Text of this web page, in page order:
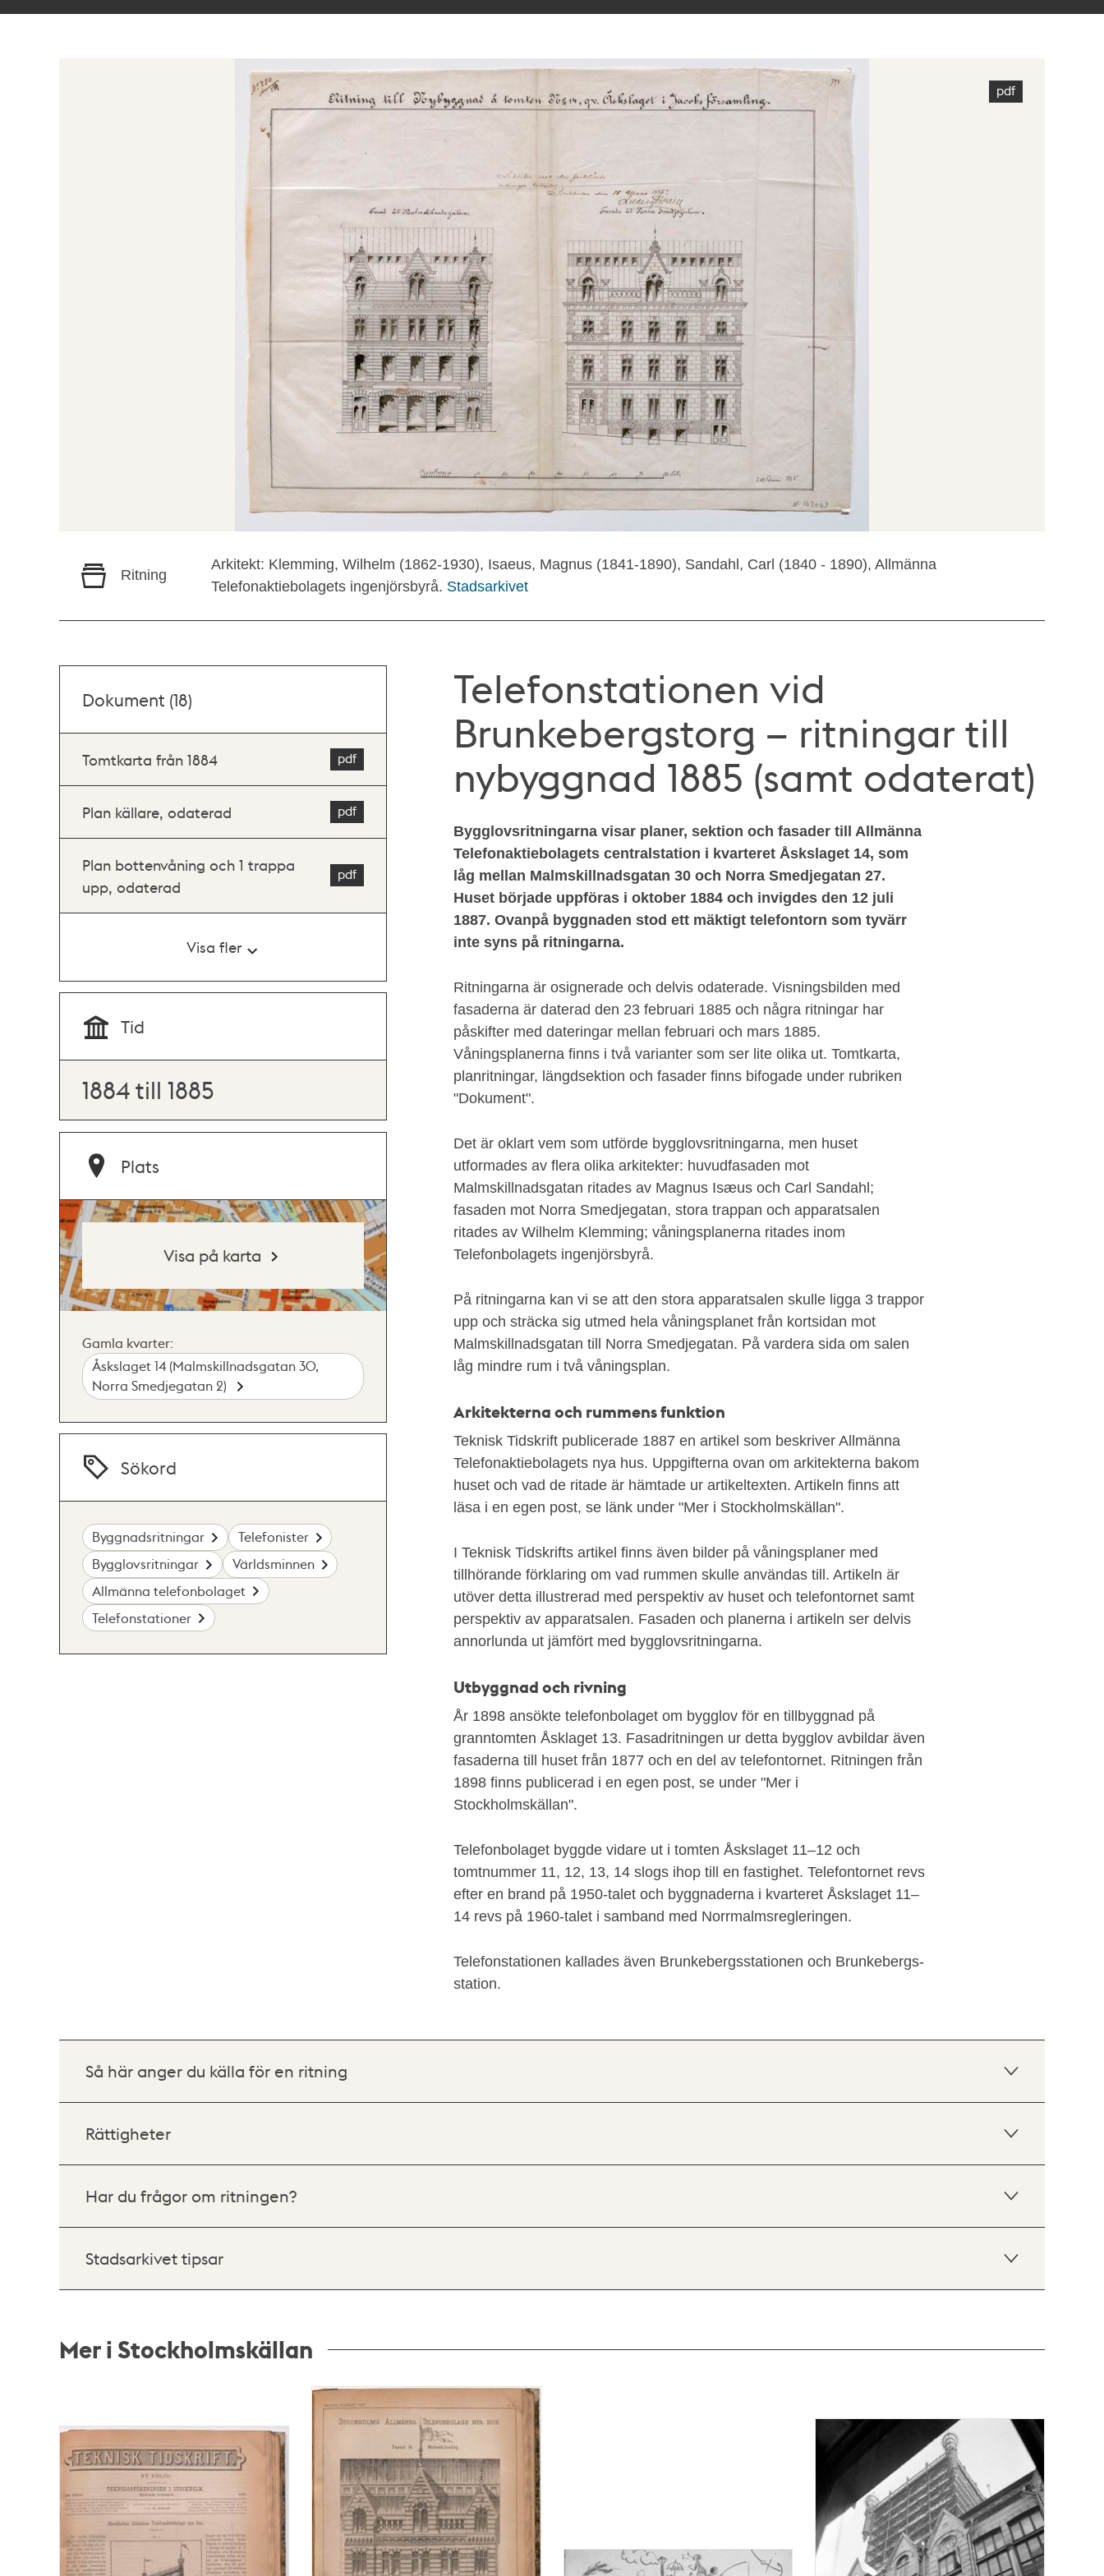
Ritning
Arkitekt: Klemming, Wilhelm (1862-1930), Isaeus, Magnus (1841-1890), Sandahl, Carl (1840 - 1890), Allmänna
Telefonaktiebolagets ingenjörsbyrå. Stadsarkivet
Telefonstationen vid
Brunkebergstorg – ritningar till
nybyggnad 1885 (samt odaterat)
Bygglovsritningarna visar planer, sektion och fasader till Allmänna
Telefonaktiebolagets centralstation i kvarteret Åskslaget 14, som
låg mellan Malmskillnadsgatan 30 och Norra Smedjegatan 27.
Huset började uppföras i oktober 1884 och invigdes den 12 juli
1887. Ovanpå byggnaden stod ett mäktigt telefontorn som tyvärr
inte syns på ritningarna.
Ritningarna är osignerade och delvis odaterade. Visningsbilden med
fasaderna är daterad den 23 februari 1885 och några ritningar har
påskifter med dateringar mellan februari och mars 1885.
Våningsplanerna finns i två varianter som ser lite olika ut. Tomtkarta,
planritningar, längdsektion och fasader finns bifogade under rubriken
"Dokument".
Det är oklart vem som utförde bygglovsritningarna, men huset
utformades av flera olika arkitekter: huvudfasaden mot
Malmskillnadsgatan ritades av Magnus Isæus och Carl Sandahl;
fasaden mot Norra Smedjegatan, stora trappan och apparatsalen
ritades av Wilhelm Klemming; våningsplanerna ritades inom
Telefonbolagets ingenjörsbyrå.
På ritningarna kan vi se att den stora apparatsalen skulle ligga 3 trappor
upp och sträcka sig utmed hela våningsplanet från kortsidan mot
Malmskillnadsgatan till Norra Smedjegatan. På vardera sida om salen
låg mindre rum i två våningsplan.
Arkitekterna och rummens funktion
Teknisk Tidskrift publicerade 1887 en artikel som beskriver Allmänna
Telefonaktiebolagets nya hus. Uppgifterna ovan om arkitekterna bakom
huset och vad de ritade är hämtade ur artikeltexten. Artikeln finns att
läsa i en egen post, se länk under "Mer i Stockholmskällan".
I Teknisk Tidskrifts artikel finns även bilder på våningsplaner med
tillhörande förklaring om vad rummen skulle användas till. Artikeln är
utöver detta illustrerad med perspektiv av huset och telefontornet samt
perspektiv av apparatsalen. Fasaden och planerna i artikeln ser delvis
annorlunda ut jämfört med bygglovsritningarna.
Utbyggnad och rivning
År 1898 ansökte telefonbolaget om bygglov för en tillbyggnad på
granntomten Åsklaget 13. Fasadritningen ur detta bygglov avbildar även
fasaderna till huset från 1877 och en del av telefontornet. Ritningen från
1898 finns publicerad i en egen post, se under "Mer i
Stockholmskällan".
Telefonbolaget byggde vidare ut i tomten Åskslaget 11–12 och
tomtnummer 11, 12, 13, 14 slogs ihop till en fastighet. Telefontornet revs
efter en brand på 1950-talet och byggnaderna i kvarteret Åskslaget 11–
14 revs på 1960-talet i samband med Norrmalmsregleringen.
Telefonstationen kallades även Brunkebergsstationen och Brunkebergs-
station.
Dokument (18)
Tomtkarta från 1884
Plan källare, odaterad
Plan bottenvåning och 1 trappa
upp, odaterad
Visa fler
Tid
1884 till 1885
Plats
Visa på karta
Gamla kvarter:
Åskslaget 14 (Malmskillnadsgatan 30,
Norra Smedjegatan 2)
Sökord
Byggnadsritningar
Telefonister
Bygglovsritningar
Världsminnen
Allmänna telefonbolaget
Telefonstationer
Så här anger du källa för en ritning
Rättigheter
Har du frågor om ritningen?
Stadsarkivet tipsar
Mer i Stockholmskällan
teman